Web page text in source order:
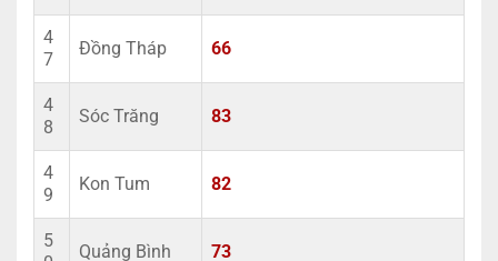
4
7
Đồng Tháp 66
4
8
Sóc Trăng 83
4
9
Kon Tum 82
5
Quảng Bình 73